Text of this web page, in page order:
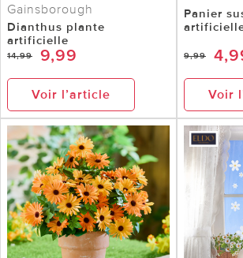
Gainsborough
Dianthus plante
artificielle
14,99 9,99
Voir l’article
Panier
9,99
Voir